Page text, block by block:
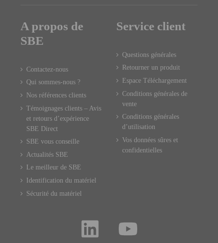
A propos de
SBE
Contactez-nous
Qui sommes-nous ?
Nos références clients
Témoignages clients – Avis
et retours d’expérience
SBE Direct
SBE vous conseille
Actualités SBE
Le meilleur de SBE
Identification du matériel
Sécurité du matériel
Service client
Questions générales
Retourner un produit
Espace Téléchargement
Conditions générales de
vente
Conditions générales
d’utilisation
Vos données sûres et
confidentielles